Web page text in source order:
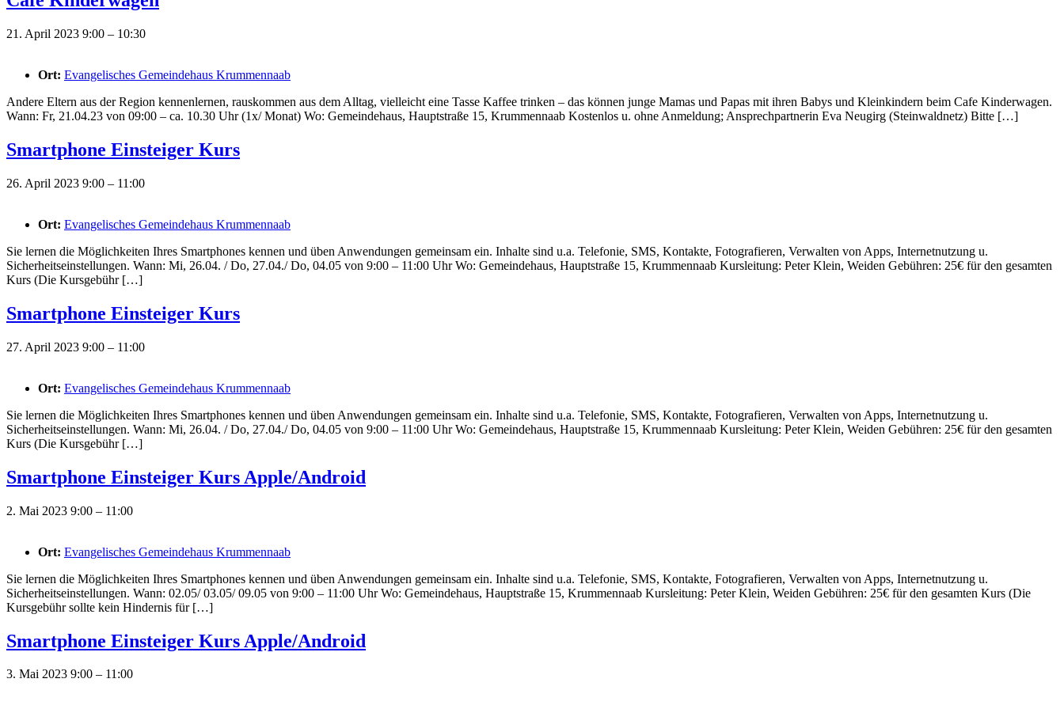
21. April 2023 9:00 – 10:30
Ort: Evangelisches Gemeindehaus Krummennaab
Andere Eltern aus der Region kennenlernen, rauskommen aus dem Alltag, vielleicht eine Tasse Kaffee trinken – das können junge Mamas und Papas mit ihren Babys und Kleinkindern beim Cafe Kinderwagen.
Wann: Fr, 21.04.23 von 09:00 – ca. 10.30 Uhr (1x/ Monat) Wo: Gemeindehaus, Hauptstraße 15, Krummennaab Kostenlos u. ohne Anmeldung; Ansprechpartnerin Eva Neugirg (Steinwaldnetz) Bitte […]
Smartphone Einsteiger Kurs
26. April 2023 9:00 – 11:00
Ort: Evangelisches Gemeindehaus Krummennaab
Sie lernen die Möglichkeiten Ihres Smartphones kennen und üben Anwendungen gemeinsam ein. Inhalte sind u.a. Telefonie, SMS, Kontakte, Fotografieren, Verwalten von Apps, Internetnutzung u.
Sicherheitseinstellungen. Wann: Mi, 26.04. / Do, 27.04./ Do, 04.05 von 9:00 – 11:00 Uhr Wo: Gemeindehaus, Hauptstraße 15, Krummennaab Kursleitung: Peter Klein, Weiden Gebühren: 25€ für den gesamten
Kurs (Die Kursgebühr […]
Smartphone Einsteiger Kurs
27. April 2023 9:00 – 11:00
Ort: Evangelisches Gemeindehaus Krummennaab
Sie lernen die Möglichkeiten Ihres Smartphones kennen und üben Anwendungen gemeinsam ein. Inhalte sind u.a. Telefonie, SMS, Kontakte, Fotografieren, Verwalten von Apps, Internetnutzung u.
Sicherheitseinstellungen. Wann: Mi, 26.04. / Do, 27.04./ Do, 04.05 von 9:00 – 11:00 Uhr Wo: Gemeindehaus, Hauptstraße 15, Krummennaab Kursleitung: Peter Klein, Weiden Gebühren: 25€ für den gesamten
Kurs (Die Kursgebühr […]
Smartphone Einsteiger Kurs Apple/Android
2. Mai 2023 9:00 – 11:00
Ort: Evangelisches Gemeindehaus Krummennaab
Sie lernen die Möglichkeiten Ihres Smartphones kennen und üben Anwendungen gemeinsam ein. Inhalte sind u.a. Telefonie, SMS, Kontakte, Fotografieren, Verwalten von Apps, Internetnutzung u.
Sicherheitseinstellungen. Wann: 02.05/ 03.05/ 09.05 von 9:00 – 11:00 Uhr Wo: Gemeindehaus, Hauptstraße 15, Krummennaab Kursleitung: Peter Klein, Weiden Gebühren: 25€ für den gesamten Kurs (Die
Kursgebühr sollte kein Hindernis für […]
Smartphone Einsteiger Kurs Apple/Android
3. Mai 2023 9:00 – 11:00